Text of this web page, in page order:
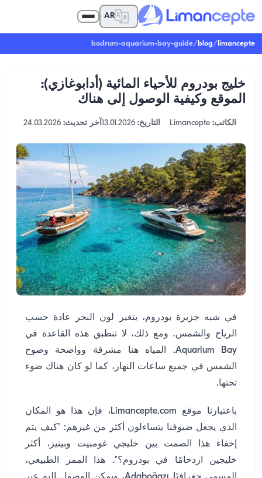
AR
limancepte
/
blog
/
bodrum-aquarium-bay-guide
خليج بودروم للأحياء المائية (أدابوغازي):
الموقع وكيفية الوصول إلى هناك
الكاتب: التاريخ: 13.01.2026آخر تحديث: 24.03.2026
في شبه جزيرة بودروم، يتغير لون البحر عادة حسب
الرياح والشمس. ومع ذلك، لا تنطبق هذه القاعدة في
Aquarium Bay. المياه هنا مشرقة وواضحة وضوح
الشمس في جميع ساعات النهار، كما لو كان هناك ضوء
تحتها.
باعتبارنا موقع Limancepte.com، فإن هذا هو المكان
الذي يجعل ضيوفنا يتساءلون أكثر من غيرهم: "كيف يتم
إخفاء هذا الصمت بين خليجي غومبيت وبيتيز، أكثر
خليجين ازدحامًا في بودروم؟". هذا الممر الطبيعي،